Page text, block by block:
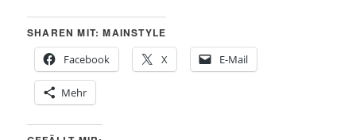
SHAREN MIT: MAINSTYLE
Facebook
X E-Mail
Mehr